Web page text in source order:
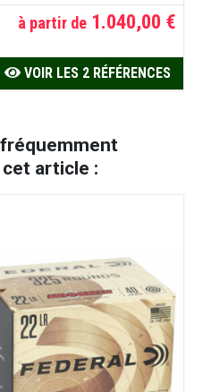
à partir de 1.040,00 €
VOIR LES 2 RÉFÉRENCES
article :